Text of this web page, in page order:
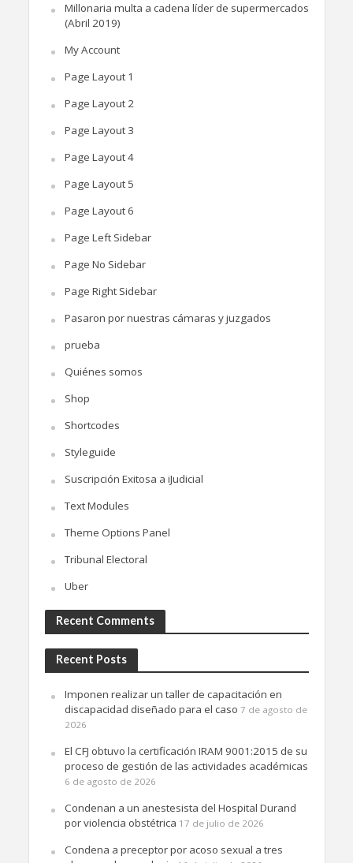
Millonaria multa a cadena líder de supermercados
(Abril 2019)
My Account
Page Layout 1
Page Layout 2
Page Layout 3
Page Layout 4
Page Layout 5
Page Layout 6
Page Left Sidebar
Page No Sidebar
Page Right Sidebar
Pasaron por nuestras cámaras y juzgados
prueba
Quiénes somos
Shop
Shortcodes
Styleguide
Suscripción Exitosa a iJudicial
Text Modules
Theme Options Panel
Tribunal Electoral
Uber
Recent Comments
Recent Posts
Imponen realizar un taller de capacitación en
discapacidad diseñado para el caso 7 de agosto de
2026
El CFJ obtuvo la certificación IRAM 9001:2015 de su
proceso de gestión de las actividades académicas
6 de agosto de 2026
Condenan a un anestesista del Hospital Durand
por violencia obstétrica 17 de julio de 2026
Condena a preceptor por acoso sexual a tres